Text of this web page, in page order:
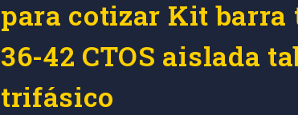
para cotizar Kit barra
36-42 CTOS aislada
trifásico